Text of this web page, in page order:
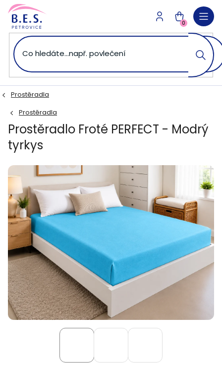
Přejít
obsah
NÁKUPNÍ
KOŠÍK
0
Prostěradla
Prostěradla
Prostěradlo Froté PERFECT - Modrý
tyrkys